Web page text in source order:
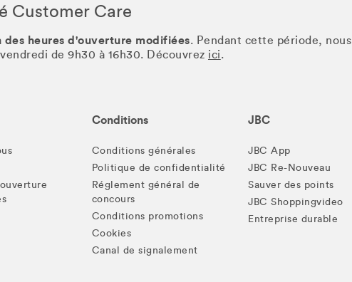
Customer Care
des heures d'ouverture modifiées. Pendant cette période, nous
de 9h30 à 16h30. Découvrez ici.
Conditions
Conditions générales
Politique de confidentialité
Réglement général de
concours
Conditions promotions
Cookies
Canal de signalement
JBC
JBC App
JBC Re-Nouveau
Sauver des points
JBC Shoppingvideo
Entreprise durable